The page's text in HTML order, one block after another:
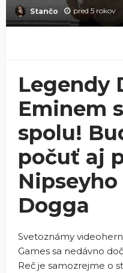
Stančo pred 5 rokov
Legendy
Eminem
spolu!
počuť aj
Nipseyho
Dogga
Svetoznámy
Games sa nedávno
Reč je samozrejme o